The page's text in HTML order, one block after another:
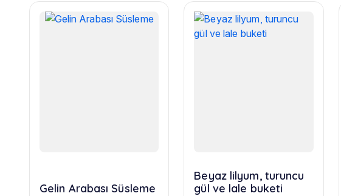
Gelin Arabası Süsleme
Beyaz lilyum, turuncu
gül ve lale buketi